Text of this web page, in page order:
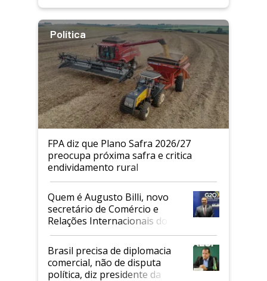
Política
FPA diz que Plano Safra 2026/27
preocupa próxima safra e critica
endividamento rural
Quem é Augusto Billi, novo
secretário de Comércio e
Relações Internacionais do
Mapa
Brasil precisa de diplomacia
comercial, não de disputa
política, diz presidente da